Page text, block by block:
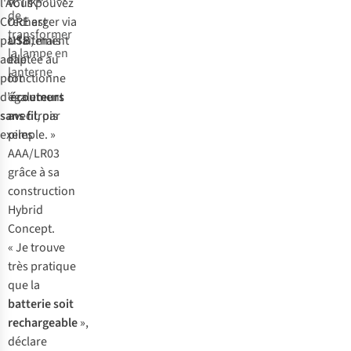
CORE est
parfaitement
adaptée au
port
d’écouteurs
sans fil, par
exemple. »
de
transformer
la lampe en
lanterne
recharger via
USB, mais
elle
fonctionne
également
avec trois
piles
AAA/LR03
grâce à sa
construction
Hybrid
Concept.
« Je trouve
très pratique
que la
batterie soit
rechargeable»,
déclare